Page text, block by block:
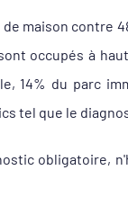
maison contre
occupés à
14% du parc
tel que le
obligatoire,